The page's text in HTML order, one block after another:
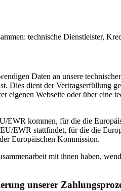
technische Dienstleister,
Daten an unsere
Dies dient der Vertragserfüllung
Webseite oder über eine
kommen, für die die
EWR stattfindet, für die die
Europäischen Kommission.
mit ihnen haben,
unserer